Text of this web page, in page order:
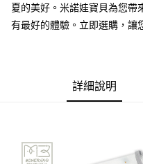
每筆NT$80，滿NT$500(含以
夏的美好。米諾娃寶貝為您帶
有最好的體驗。立即選購，讓
詳細說明